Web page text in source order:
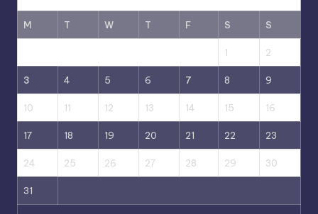
M T W T F S S
1 2
3 4 5 6 7 8 9
10 11 12 13 14 15 16
17 18 19 20 21 22 23
24 25 26 27 28 29 30
31